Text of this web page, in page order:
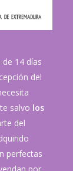
de 14 días
del
salvo los
del
perfectas